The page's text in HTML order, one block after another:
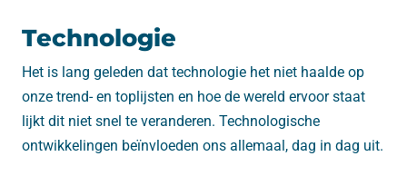
Technologie
Het is lang geleden dat technologie het niet haalde op
onze trend- en toplijsten en hoe de wereld ervoor staat
lijkt dit niet snel te veranderen. Technologische
ontwikkelingen beïnvloeden ons allemaal, dag in dag uit.